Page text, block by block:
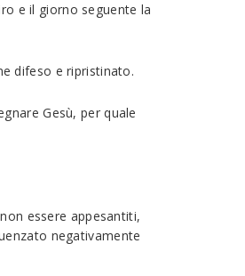
e il giorno seguente la
difeso e ripristinato.
Gesù, per quale
essere appesantiti,
negativamente